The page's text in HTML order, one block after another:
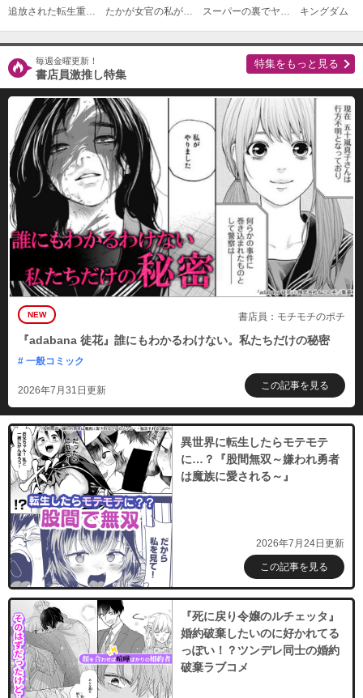
追放された転生重騎士はゲーム知識で無双する たかが女官の私が好きなの！？ 婚約破棄された姫様を差し置いて、結婚なんてできません！ スーパーの裏でヤニ吸うふたり キングダム
毎週金曜更新！
書店員激推し特集
特集をもっと見る
NEW 書店員：モチモチのポチ
『adabana 徒花』誰にもわかるわけない。私たちだけの秘密
# 一般コミック
2026年7月31日更新 この記事を見る
異世界に転生したらモテモテ
に…？『股間無双～嫌われ勇者
は魔族に愛される～』
2026年7月24日更新
この記事を見る
『死に戻り令嬢のルチェッタ』
婚約破棄したいのに好かれてる
っぽい！？ツンデレ同士の婚約
破棄ラブコメ